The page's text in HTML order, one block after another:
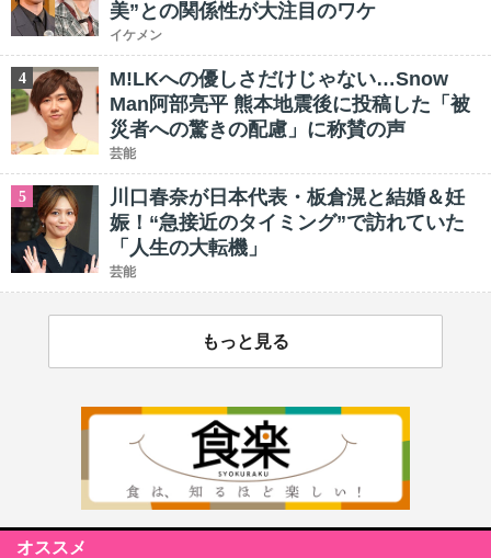
美”との関係性が大注目のワケ
イケメン
4
M!LKへの優しさだけじゃない…Snow
Man阿部亮平 熊本地震後に投稿した「被
災者への驚きの配慮」に称賛の声
芸能
5
川口春奈が日本代表・板倉滉と結婚＆妊
娠！“急接近のタイミング”で訪れていた
「人生の大転機」
芸能
もっと見る
オススメ